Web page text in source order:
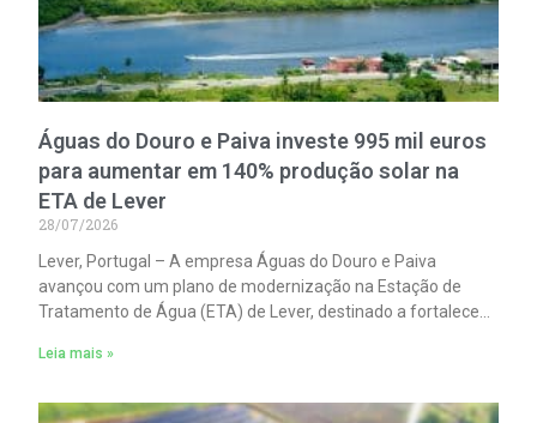
Águas do Douro e Paiva investe 995 mil euros
para aumentar em 140% produção solar na
ETA de Lever
28/07/2026
Lever, Portugal – A empresa Águas do Douro e Paiva
avançou com um plano de modernização na Estação de
Tratamento de Água (ETA) de Lever, destinado a fortalecer
em cerca de 995 mil euros, foca-se na reabilitação estrutural
implementação de uma nova central de produção solar
Leia mais »